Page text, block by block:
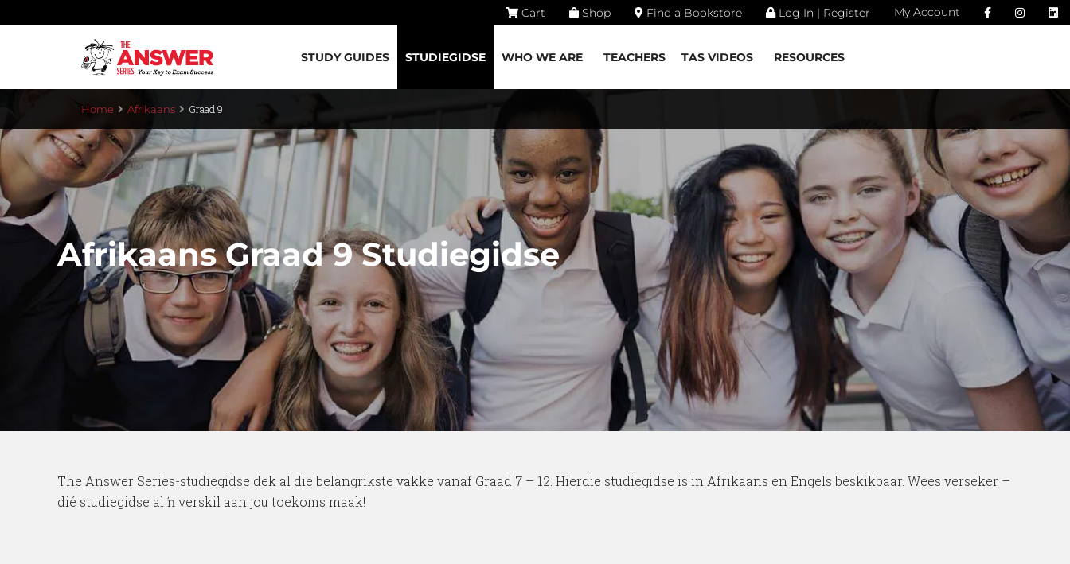
Cart Shop Find a Bookstore Log In | Register My Account
STUDY GUIDES STUDIEGIDSE WHO WE ARE TEACHERS TAS VIDEOS RESOURCES
Home Afrikaans Graad 9
Afrikaans Graad 9 Studiegidse
The Answer Series-studiegidse dek al die belangrikste vakke vanaf Graad 7 – 12. Hierdie studiegidse is in Afrikaans en Engels beskikbaar. Wees verseker –
dié studiegidse al ŉ verskil aan jou toekoms maak!